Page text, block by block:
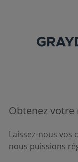
Obtenez
Laissez-nous vos
nous puissions